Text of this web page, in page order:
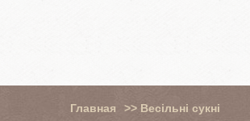
Главная >> Весільні сукні